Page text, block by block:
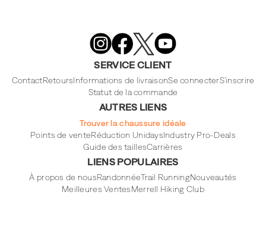
Footwear
on
Merrell
Footwear
on
Merrell
Footwear
on
X
Footwear
SERVICE CLIENT
ContactRetoursInformations de livraisonSe connecterS'inscrire
Statut de la commande
AUTRES LIENS
Trouver la chaussure idéale
Points de venteRéduction UnidaysIndustry Pro-Deals
Guide des taillesCarrières
LIENS POPULAIRES
À propos de nousRandonnéeTrail RunningNouveautés
Meilleures VentesMerrell Hiking Club